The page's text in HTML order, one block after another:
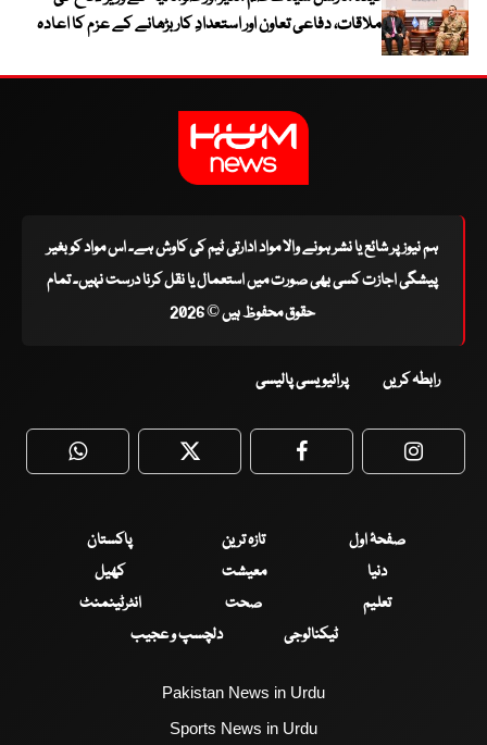
ملاقات، دفاعی تعاون اور استعدادِ کار بڑھانے کے عزم کا اعادہ
ہم نیوز پر شائع یا نشر ہونے والا مواد ادارتی ٹیم کی کاوش ہے۔ اس مواد کو بغیر
پیشگی اجازت کسی بھی صورت میں استعمال یا نقل کرنا درست نہیں۔ تمام
حقوق محفوظ ہیں © 2026
رابطہ کریں پرائیویسی پالیسی
WhatsApp Twitter Facebook
صفحۂ اول تازہ ترین
پاکستان
دنیا
معیشت
کھیل
تعلیم
صحت
انٹرٹینمنٹ
ٹیکنالوجی
دلچسپ و عجیب
Pakistan News in Urdu
Sports News in Urdu